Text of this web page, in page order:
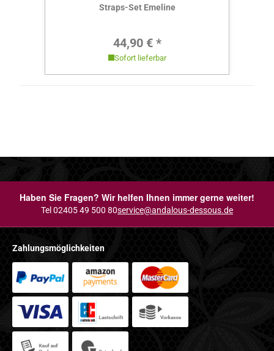
Straps-Set Emeline
Regulärer Preis:
44,90 € *
Sofort lieferbar
Haben Sie Fragen? Wir helfen Ihnen immer gerne weiter!
Tel 02405 49 500 80service@andalous-dessous.de
Zahlungsmöglichkeiten